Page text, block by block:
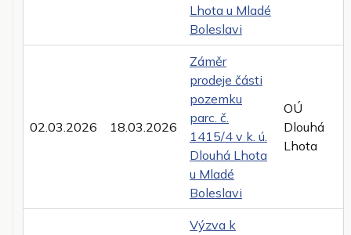
Lhota u Mladé
Boleslavi
02.03.2026 18.03.2026
Záměr
prodeje části
pozemku
parc. č.
1415/4 v k. ú.
Dlouhá Lhota
u Mladé
Boleslavi
OÚ
Dlouhá
Lhota
Výzva k